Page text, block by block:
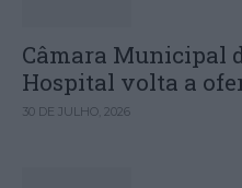
Câmara Municipal
Hospital volta a
30 DE JULHO, 2026